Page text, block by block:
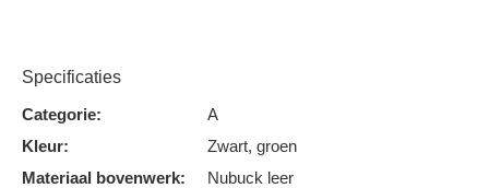
Specificaties
Categorie:
A
Kleur:
Zwart, groen
Materiaal bovenwerk:
Nubuck leer